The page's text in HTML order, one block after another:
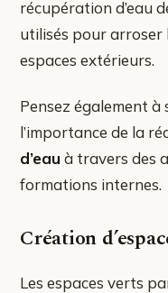
récupération d’eau
utilisés pour arroser
espaces extérieurs.
Pensez également à
l’importance de la
d’eau à travers des
formations internes.
Création
Les espaces verts